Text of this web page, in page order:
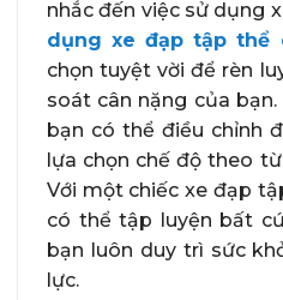
nhắc đến việc sử dụng
dụng xe đạp tập thể
chọn tuyệt vời để rèn
soát cân nặng của
bạn có thể điều chỉnh
lựa chọn chế độ theo
Với một chiếc xe đạp
có thể tập luyện bất
bạn luôn duy trì sức
lực.